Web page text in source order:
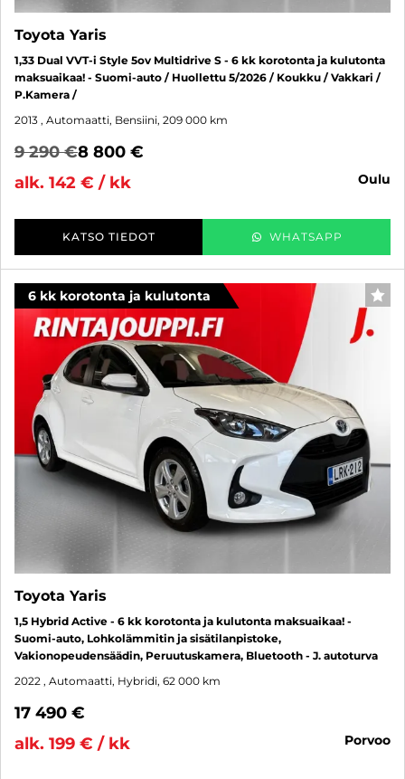
Toyota Yaris
1,33 Dual VVT-i Style 5ov Multidrive S - 6 kk korotonta ja kulutonta
maksuaikaa! - Suomi-auto / Huollettu 5/2026 / Koukku / Vakkari /
P.Kamera /
2013 , Automaatti, Bensiini, 209 000 km
9 290 €8 800 €
alk. 142 € / kk
oulu
KATSO TIEDOT WHATSAPP
6 kk korotonta ja kulutonta
Toyota Yaris
1,5 Hybrid Active - 6 kk korotonta ja kulutonta maksuaikaa! -
Suomi-auto, Lohkolämmitin ja sisätilanpistoke,
Vakionopeudensäädin, Peruutuskamera, Bluetooth - J. autoturva
2022 , Automaatti, Hybridi, 62 000 km
17 490 €
alk. 199 € / kk
porvoo